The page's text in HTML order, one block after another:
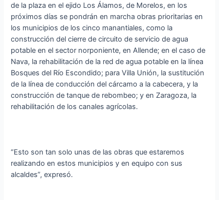
de la plaza en el ejido Los Álamos, de Morelos, en los
próximos días se pondrán en marcha obras prioritarias en
los municipios de los cinco manantiales, como la
construcción del cierre de circuito de servicio de agua
potable en el sector norponiente, en Allende; en el caso de
Nava, la rehabilitación de la red de agua potable en la línea
Bosques del Río Escondido; para Villa Unión, la sustitución
de la línea de conducción del cárcamo a la cabecera, y la
construcción de tanque de rebombeo; y en Zaragoza, la
rehabilitación de los canales agrícolas.
“Esto son tan solo unas de las obras que estaremos
realizando en estos municipios y en equipo con sus
alcaldes”, expresó.